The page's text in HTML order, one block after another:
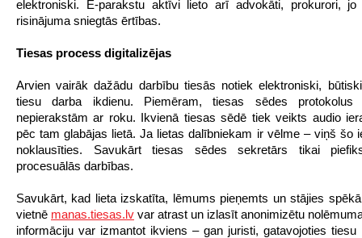
elektroniski. E-parakstu aktīvi lieto arī advokāti, prokurori,
risinājuma sniegtās ērtības.
Tiesas process digitalizējas
Arvien vairāk dažādu darbību tiesās notiek elektroniski,
tiesu darba ikdienu. Piemēram, tiesas sēdes
nepierakstām ar roku. Ikvienā tiesas sēdē tiek veikts audio
pēc tam glabājas lietā. Ja lietas dalībniekam ir vēlme – viņš šo
noklausīties. Savukārt tiesas sēdes sekretārs tikai
procesuālās darbības.
Savukārt, kad lieta izskatīta, lēmums pieņemts un stājies
vietnē manas.tiesas.lv var atrast un izlasīt anonimizētu
informāciju var izmantot ikviens – gan juristi, gatavojoties tiesu